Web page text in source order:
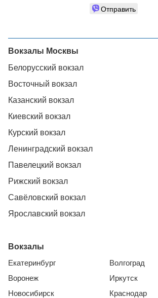
Отправить
Вокзалы Москвы
Белорусский вокзал
Восточный вокзал
Казанский вокзал
Киевский вокзал
Курский вокзал
Ленинградский вокзал
Павелецкий вокзал
Рижский вокзал
Савёловский вокзал
Ярославский вокзал
Вокзалы
Екатеринбург
Воронеж
Новосибирск
Волгоград
Иркутск
Краснодар